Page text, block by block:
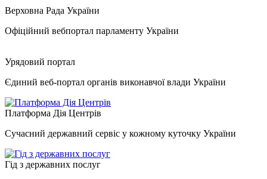
Верховна Рада України
Офіційний вебпортал парламенту України
Урядовий портал
Єдиний веб-портал органів виконавчої влади України
Платформа Дія Центрів
Сучасний державний сервіс у кожному куточку України
Гід з державних послуг